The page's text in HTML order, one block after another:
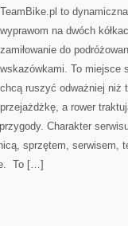
TeamBike.pl to
wyprawom na dwóch
zamiłowanie do
wskazówkami. To miejsce
chcą ruszyć odważniej niż
przejażdżkę, a rower
Charakter
sprzętem, serwisem,
To […]